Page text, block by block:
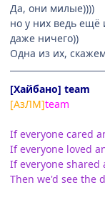
Да, они милые))))
но у них ведь ещё
даже ничего))
Одна из их,
[Хайбано] team
[АзЛМ]team
If everyone cared
If everyone loved
If everyone
Then we'd see the